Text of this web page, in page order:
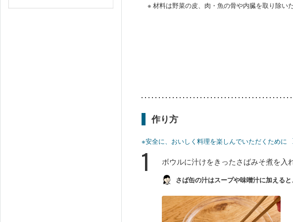
※ 材料は野菜の皮、肉・魚の骨や内臓を取り除い
作り方
※安全に、おいしく料理を楽しんでいただくために
1 ボウルに汁けをきったさばみそ煮を入
さば缶の汁はスープや味噌汁に加える